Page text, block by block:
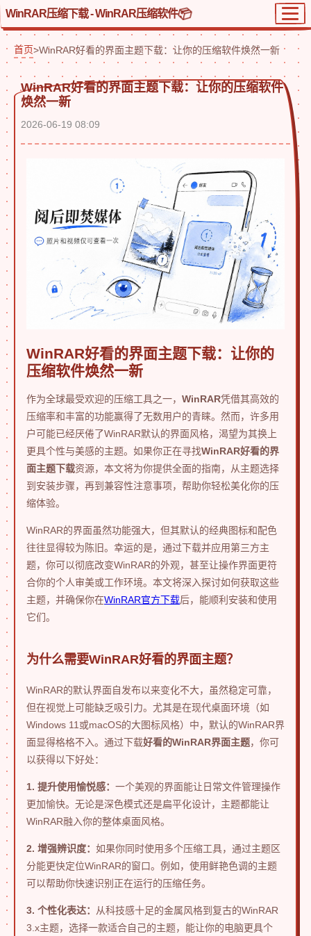
WinRAR压缩下载 - WinRAR压缩软件
首页>WinRAR好看的界面主题下载：让你的压缩软件焕然一新
WinRAR好看的界面主题下载：让你的压缩软件
焕然一新
2026-06-19 08:09
WinRAR好看的界面主题下载：让你的
压缩软件焕然一新
作为全球最受欢迎的压缩工具之一， WinRAR凭借其高效的
压缩率和丰富的功能赢得了无数用户的青睐。然而，许多用
户可能已经厌倦了WinRAR默认的界面风格，渴望为其换上
更具个性与美感的主题。如果你正在寻找WinRAR好看的界
面主题下载资源，本文将为你提供全面的指南，从主题选择
到安装步骤，再到兼容性注意事项，帮助你轻松美化你的压
缩体验。
WinRAR的界面虽然功能强大，但其默认的经典图标和配色
往往显得较为陈旧。幸运的是，通过下载并应用第三方主
题，你可以彻底改变WinRAR的外观，甚至让操作界面更符
合你的个人审美或工作环境。本文将深入探讨如何获取这些
主题，并确保你在WinRAR官方下载后，能顺利安装和使用
它们。
为什么需要WinRAR好看的界面主题？
WinRAR的默认界面自发布以来变化不大，虽然稳定可靠，
但在视觉上可能缺乏吸引力。尤其是在现代桌面环境（如
Windows 11或macOS的大图标风格）中，默认的WinRAR界
面显得格格不入。通过下载好看的WinRAR界面主题，你可
以获得以下好处：
1. 提升使用愉悦感： 一个美观的界面能让日常文件管理操作
更加愉快。无论是深色模式还是扁平化设计，主题都能让
WinRAR融入你的整体桌面风格。
2. 增强辨识度： 如果你同时使用多个压缩工具，通过主题区
分能更快定位WinRAR的窗口。例如，使用鲜艳色调的主题
可以帮助你快速识别正在运行的压缩任务。
3. 个性化表达：
从科技感十足的金属风格到复古的WinRAR
3.x主题，选择一款适合自己的主题，能让你的电脑更具个